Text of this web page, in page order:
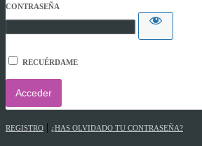
CONTRASEÑA
RECUÉRDAME
REGISTRO | ¿HAS OLVIDADO TU CONTRASEÑA?